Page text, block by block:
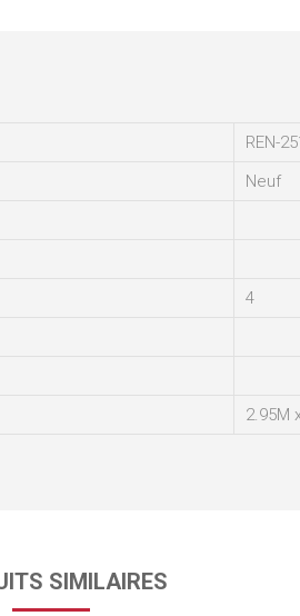
REN-
Neuf
4
2.95M
SIMILAIRES